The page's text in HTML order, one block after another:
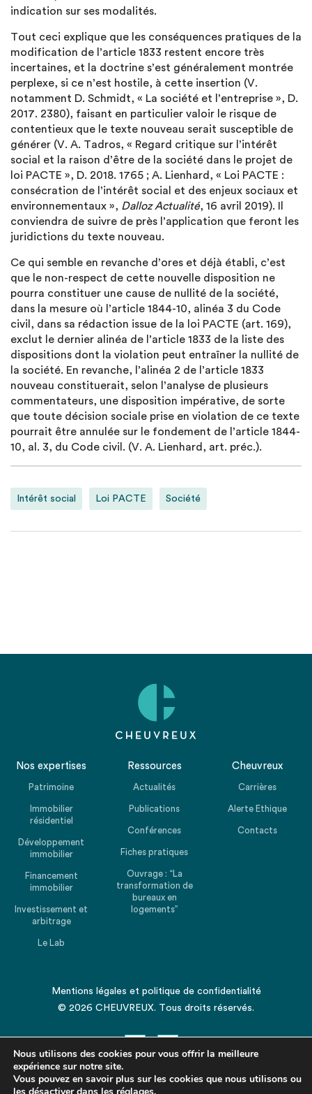
indication sur ses modalités.
Tout ceci explique que les conséquences pratiques de la
modification de l’article 1833 restent encore très
incertaines, et la doctrine s’est généralement montrée
perplexe, si ce n’est hostile, à cette insertion (V.
notamment D. Schmidt, « La société et l’entreprise », D.
2017. 2380), faisant en particulier valoir le risque de
contentieux que le texte nouveau serait susceptible de
générer (V. A. Tadros, « Regard critique sur l’intérêt
social et la raison d’être de la société dans le projet de
loi PACTE », D. 2018. 1765 ; A. Lienhard, « Loi PACTE :
consécration de l’intérêt social et des enjeux sociaux et
environnementaux », Dalloz Actualité, 16 avril 2019). Il
conviendra de suivre de près l’application que feront les
juridictions du texte nouveau.
Ce qui semble en revanche d’ores et déjà établi, c’est
que le non-respect de cette nouvelle disposition ne
pourra constituer une cause de nullité de la société,
dans la mesure où l’article 1844-10, alinéa 3 du Code
civil, dans sa rédaction issue de la loi PACTE (art. 169),
exclut le dernier alinéa de l’article 1833 de la liste des
dispositions dont la violation peut entraîner la nullité de
la société. En revanche, l’alinéa 2 de l’article 1833
nouveau constituerait, selon l’analyse de plusieurs
commentateurs, une disposition impérative, de sorte
que toute décision sociale prise en violation de ce texte
pourrait être annulée sur le fondement de l’article 1844-
10, al. 3, du Code civil. (V. A. Lienhard, art. préc.).
Intérêt social Loi PACTE Société
Nos expertises
Patrimoine
Immobilier
résidentiel
Développement
immobilier
Financement
immobilier
Investissement et
arbitrage
Le Lab
Ressources
Actualités
Publications
Conférences
Fiches pratiques
Ouvrage : “La
transformation de
bureaux en
logements”
Cheuvreux
Carrières
Alerte Ethique
Contacts
Mentions légales et politique de confidentialité
© 2026 CHEUVREUX. Tous droits réservés.
Revenir en haut de la page
Nous utilisons des cookies pour vous offrir la meilleure
expérience sur notre site.
Vous pouvez en savoir plus sur les cookies que nous utilisons ou